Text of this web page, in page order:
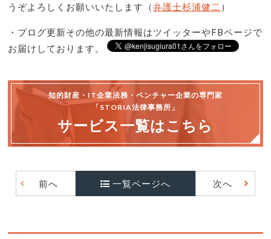
うぞよろしくお願いいたします（弁護士杉浦健二 ）
・ブログ更新その他の最新情報はツイッターやFBページで
お届けしております。
知的財産・IT企業法務・ベンチャー企業の専門家
「STORIA法律事務所」
サービス一覧はこちら
前へ 一覧ページへ 次へ